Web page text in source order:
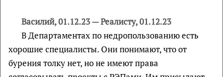
Василий, 01.12.23 — Реалисту, 01.12.23
В Департаментах по недропользованию есть
хорошие специалисты. Они понимают, что от
бурения толку нет, но не имеют права